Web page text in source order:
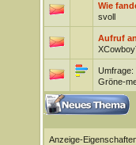
Wie
svoll
Aufruf
Umfrage:
Gröne-
Anzeige-